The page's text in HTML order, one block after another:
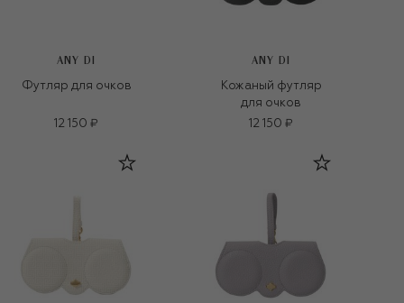
ANY DI
Футляр для очков
12 150 ₽
ANY DI
Кожаный футляр
для очков
12 150 ₽